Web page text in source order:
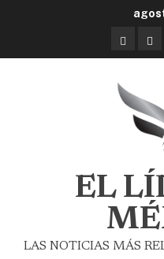
EL
LAS NOTICIAS MÁS